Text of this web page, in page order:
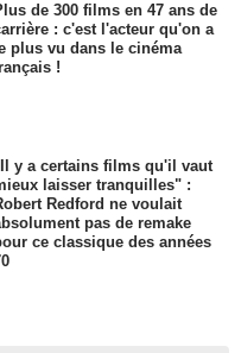
de 300 films en 47 ans de
: c'est l'acteur qu'on a
plus vu dans le cinéma
!
y a certains films qu'il vaut
laisser tranquilles" :
Redford ne voulait
pas de remake
ce classique des années